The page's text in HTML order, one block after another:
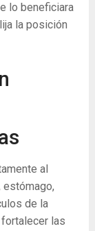
lo beneficiara
la posición
al
de la
fortalecer las